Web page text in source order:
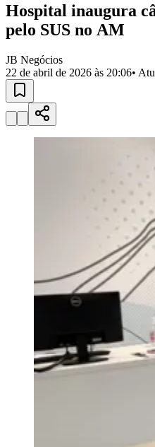
Selecione sua regiãoPara notícias
JubranBelval
VistaCalifórniaCarapicuíba
Região
Militar
Califórnia Jardim dos Altos
Esperança Jardim Graziela
Mutinga
Parque
Recanto Phrynéa
Tamboré Vale
Vila Engenho Novo
Votupoca
Anuncie no Portal
Guia de Empresas
Divulgar Vagas
Novo
Negócios Regionais
Turismo
Segurança Regional
Hospitais Estaduais
Hospital inaugura
pelo SUS no AM
JB Negócios
22 de abril de 2026 às 20:06•